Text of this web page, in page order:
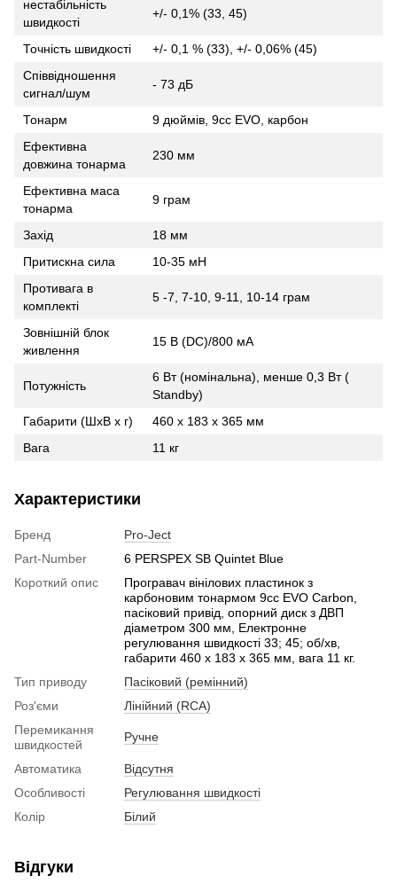
нестабільність
швидкості
+/- 0,1% (33, 45)
Точність швидкості
+/- 0,1 % (33), +/- 0,06% (45)
Співвідношення
сигнал/шум
- 73 дБ
Тонарм
9 дюймів, 9сс EVO, карбон
Ефективна
довжина тонарма
230 мм
Ефективна маса
тонарма
9 грам
Захід
18 мм
Притискна сила
10-35 мН
Противага в
комплекті
5 -7, 7-10, 9-11, 10-14 грам
Зовнішній блок
живлення
15 В (DC)/800 мА
Потужність
6 Вт (номінальна), менше 0,3 Вт (
Standby)
Габарити (ШхВ х г)
460 х 183 х 365 мм
Вага
11 кг
Характеристики
Бренд
Pro-Ject
Part-Number
6 PERSPEX SB Quintet Blue
Короткий опис
Програвач вінілових пластинок з
карбоновим тонармом 9cc EVO Carbon,
пасіковий привід, опорний диск з ДВП
діаметром 300 мм, Електронне
регулювання швидкості 33; 45; об/хв,
габарити 460 х 183 х 365 мм, вага 11 кг.
Тип приводу
Пасіковий (ремінний)
Роз'єми
Лінійний (RCA)
Перемикання
швидкостей
Ручне
Автоматика
Відсутня
Особливості
Регулювання швидкості
Колір
Білий
Відгуки